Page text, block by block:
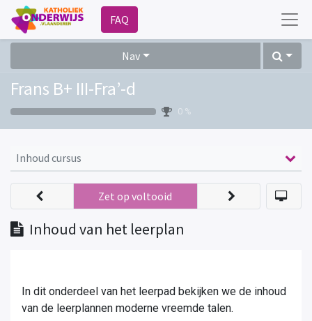
FAQ
Nav
Frans B+ III-Fra’-d
0 %
Inhoud cursus
Inhoud van het leerplan
Zet op voltooid
In dit onderdeel van het leerpad bekijken we de inhoud
van de leerplannen moderne vreemde talen.